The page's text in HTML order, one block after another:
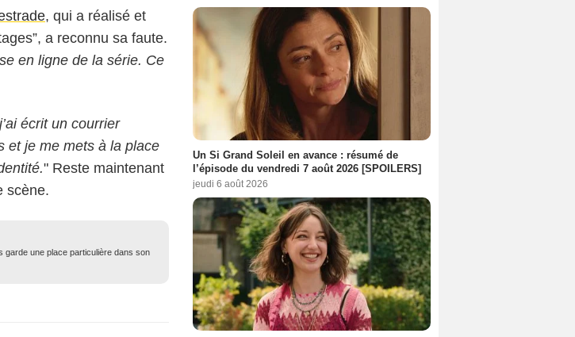
, qui a réalisé et
a reconnu sa faute.
en ligne de la série. Ce
écrit un courrier
et je me mets à la place
" Reste maintenant
scène.
garde une place particulière dans son
Un Si Grand Soleil en avance : résumé de
l’épisode du vendredi 7 août 2026 [SPOILERS]
jeudi 6 août 2026